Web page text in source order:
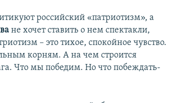
российский «патриотизм», а
не хочет ставить о нем спектакли,
– это тихое, спокойное чувство.
корням. А на чем строится
Что мы победим. Но что побеждать-